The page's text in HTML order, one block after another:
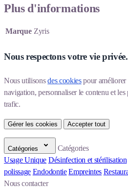
Plus d'informations
Marque Zyris
Nous respectons votre vie privée.
Nous utilisons des cookies pour améliorer
navigation, personnaliser le contenu et
trafic.
Gérer les cookies Accepter tout
Catégories
Catégories
Usage Unique Désinfection et stérilisation
polissage Endodontie Empreintes
Nous contacter